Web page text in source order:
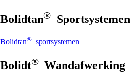
Bolidtan® Sportsystemen
Bolidtan® sportsystemen
Bolidt® Wandafwerking